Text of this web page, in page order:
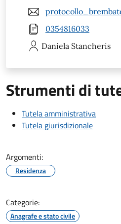
0354816033
Daniela Stancheris
Strumenti di
Tutela amministrativa
Tutela giurisdizionale
Argomenti:
Residenza
Categorie:
Anagrafe e stato civile